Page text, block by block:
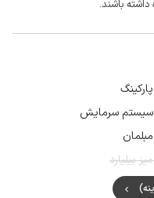
پارکینگ
سیستم سرمایش
مبلمان
میز بیلیارد